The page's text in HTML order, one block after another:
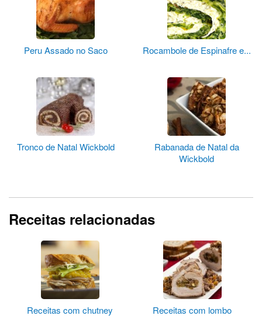
Peru Assado no Saco Rocambole de Espinafre e...
Tronco de Natal Wickbold
Rabanada de Natal da
Wickbold
Receitas relacionadas
Receitas com chutney Receitas com lombo